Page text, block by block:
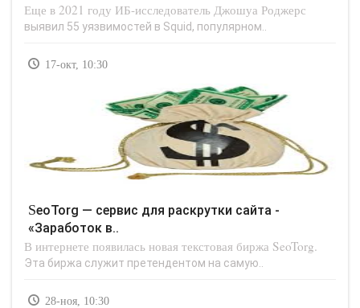
Еще в 2021 году ИБ-исследователь Джошуа Роджерс
выявил 55 уязвимостей в Squid, популярном..
17-окт, 10:30
SeoTorg — сервис для раскрутки сайта -
«Заработок в..
В интернете появилась новая текстовая биржа SeoTorg.
Эта биржа служит претендентом на самую..
28-ноя, 10:30